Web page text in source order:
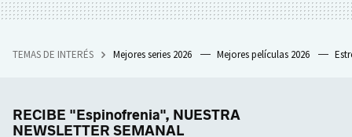
TEMAS DE INTERÉS Mejores series 2026 Mejores películas 2026
RECIBE "Espinofrenia", NUESTRA
NEWSLETTER SEMANAL